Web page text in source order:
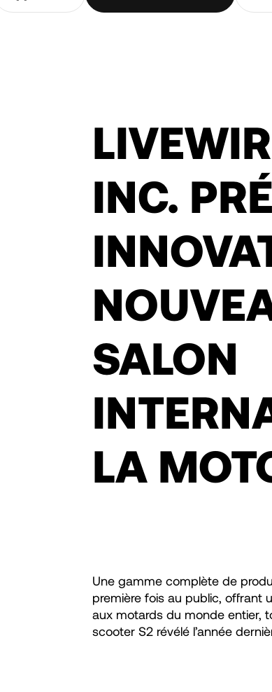
INC.
SALON
LA
Une gamme complète de
première fois au public, offrant
aux motards du monde entier,
scooter S2 révélé l’année